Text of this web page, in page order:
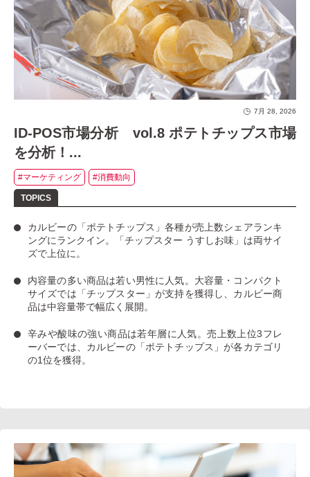
7月 28, 2026
ID-POS市場分析 vol.8 ポテトチップス市場
を分析！...
#マーケティング #消費動向
カルビーの「ポテトチップス」各種が売上数シェアランキ
ングにランクイン。
「チップスター うすしお味」 は両サイ
ズで上位に。
内容量の多い商品は若い男性に人気。大容量・コンパクト
サイズでは「チップスター」が支持を獲得し、カルビー商
品は中容量帯で幅広く展開。
辛みや酸味の強い商品は若年層に人気。売上数上位3フレ
ーバーでは、カルビーの「ポテトチップス」が各カテゴリ
の1位を獲得。